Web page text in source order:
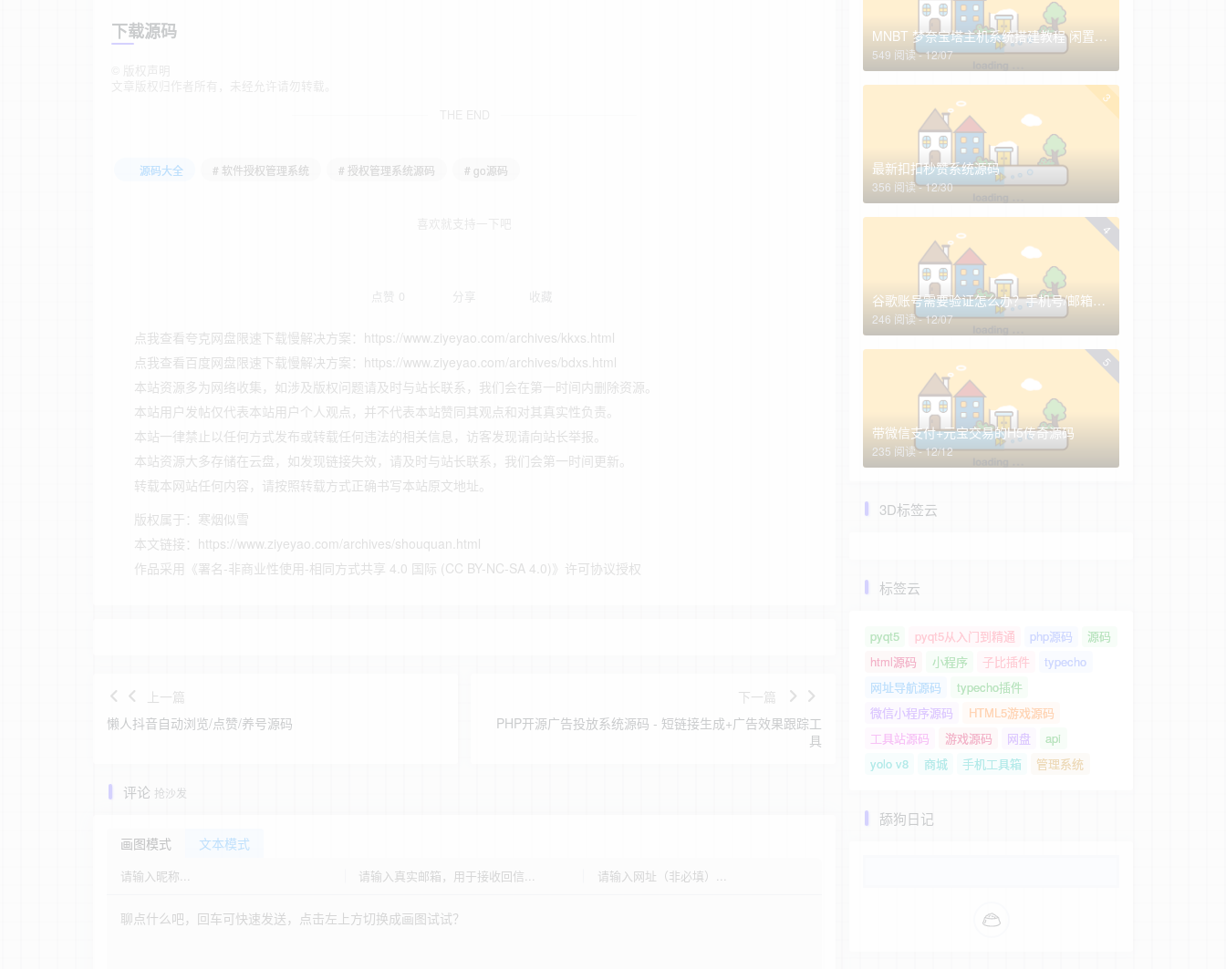
下载源码
源码大全 # 软件授权管理系统 # 授权管理系统源码 # go源码
点赞 0 分享 收藏
点我查看夸克网盘限速下载慢解决方案：https://www.ziyeyao.com/archives/kkxs.html
点我查看百度网盘限速下载慢解决方案：https://www.ziyeyao.com/archives/bdxs.html
本站资源多为网络收集，如涉及版权问题请及时与站长联系，我们会在第一时间内删除资源。
本站用户发帖仅代表本站用户个人观点，并不代表本站赞同其观点和对其真实性负责。
本站一律禁止以任何方式发布或转载任何违法的相关信息，访客发现请向站长举报。
本站资源大多存储在云盘，如发现链接失效，请及时与站长联系，我们会第一时间更新。
转载本网站任何内容，请按照转载方式正确书写本站原文地址。
版权属于： 寒烟似雪
本文链接： https://www.ziyeyao.com/archives/shouquan.html
作品采用 《署名-非商业性使用-相同方式共享 4.0 国际 (CC BY-NC-SA 4.0)》许可协议授权
上一篇
懒人抖音自动浏览/点赞/养号源码
下一篇
PHP开源广告投放系统源码 - 短链接生成+广告效果跟踪工
具
评论 抢沙发
画图模式 文本模式
MNBT 梦奈宝塔主机系统搭建教程 闲置服务器高效变现指南
549 阅读 - 12/07
3
最新扣扣秒赞系统源码
356 阅读 - 12/30
4
谷歌账号需要验证怎么办？手机号/邮箱全换了怎么找回谷歌账号？
246 阅读 - 12/07
5
带微信支付+元宝交易的H5传奇源码
235 阅读 - 12/12
3D标签云
标签云
pyqt5 pyqt5从入门到精通 php源码
源码
html源码
小程序 子比插件
typecho
网址导航源码
typecho插件
微信小程序源码
HTML5游戏源码
工具站源码
游戏源码 网盘
api
yolo v8
商城 手机工具箱 管理系统
舔狗日记